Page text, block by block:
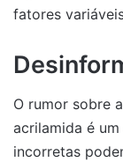
fatores
O rumor sobre
acrilamida é
incorretas